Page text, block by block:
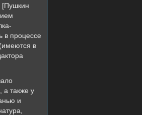
[Пушкин
в процессе
в
а также у
и